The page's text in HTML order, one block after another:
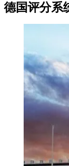
德国评分系